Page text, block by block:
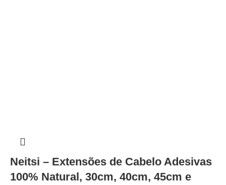
Neitsi – Extensões de Cabelo Adesivas
100% Natural, 30cm, 40cm, 45cm e